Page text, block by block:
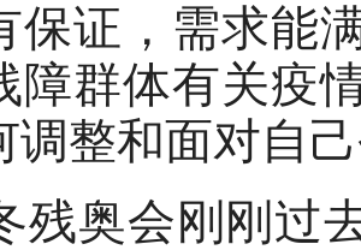
保证，需求能
障群体有关疫
调整和面对自
会刚刚过去